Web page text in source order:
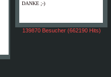
DANKE ;-)
139870 Besucher (662190 Hits)